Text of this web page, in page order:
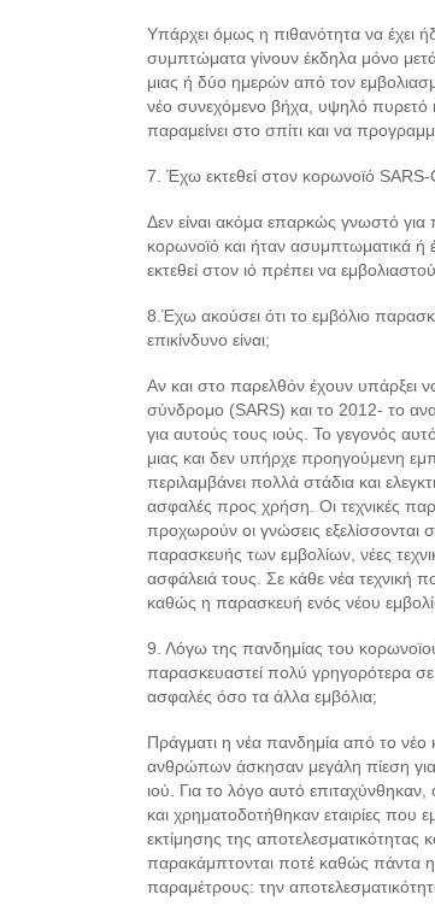
Υπάρχει όμως η πιθανότητα να έχει
συμπτώματα γίνουν έκδηλα μόνο
μιας ή δύο ημερών από τον
νέο συνεχόμενο βήχα, υψηλό πυρετό
παραμείνει στο σπίτι και να
7. Έχω εκτεθεί στον κορωνοϊό
Δεν είναι ακόμα επαρκώς γνωστό για
κορωνοϊό και ήταν ασυμπτωματικά
εκτεθεί στον ιό πρέπει να
8.Έχω ακούσει ότι το εμβόλιο
επικίνδυνο είναι;
Αν και στο παρελθόν έχουν υπάρξει
σύνδρομο (SARS) και το 2012- το
για αυτούς τους ιούς. Το γεγονός
μιας και δεν υπήρχε προηγούμενη
περιλαμβάνει πολλά στάδια και
ασφαλές προς χρήση. Οι τεχνικές
προχωρούν οι γνώσεις εξελίσσονται
παρασκευής των εμβολίων, νέες
ασφάλειά τους. Σε κάθε νέα τεχνική
καθώς η παρασκευή ενός νέου
9. Λόγω της πανδημίας του
παρασκευαστεί πολύ γρηγορότερα σε
ασφαλές όσο τα άλλα εμβόλια;
Πράγματι η νέα πανδημία από το νέο
ανθρώπων άσκησαν μεγάλη πίεση
ιού. Για το λόγο αυτό
και χρηματοδοτήθηκαν εταιρίες
εκτίμησης της αποτελεσματικότητας
παρακάμπτονται ποτέ καθώς πάντα η
παραμέτρους: την